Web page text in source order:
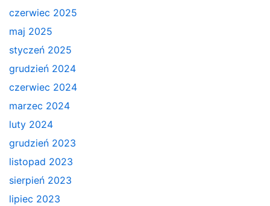
czerwiec 2025
maj 2025
styczeń 2025
grudzień 2024
czerwiec 2024
marzec 2024
luty 2024
grudzień 2023
listopad 2023
sierpień 2023
lipiec 2023